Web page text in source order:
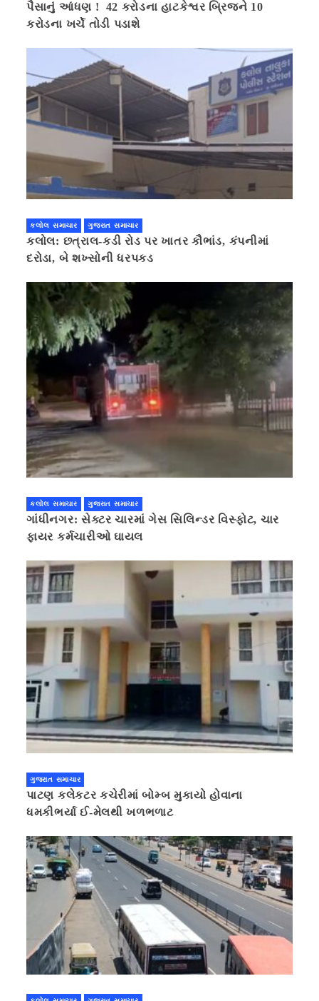
પૈસાનું આંધણ ! 42 કરોડના હાટકેશ્વર બ્રિજને 10
કરોડના ખર્ચે તોડી પડાશે
કલોલ સમાચાર ગુજરાત સમાચાર
કલોલ: છત્રાલ-કડી રોડ પર ખાતર કૌભાંડ, કંપનીમાં
દરોડા, બે શખ્સોની ધરપકડ
કલોલ સમાચાર ગુજરાત સમાચાર
ગાંધીનગર: સેક્ટર ચારમાં ગેસ સિલિન્ડર વિસ્ફોટ, ચાર
ફાયર કર્મચારીઓ ઘાયલ
ગુજરાત સમાચાર
પાટણ કલેકટર કચેરીમાં બોમ્બ મુકાયો હોવાના
ધમકીભર્યા ઈ-મેલથી ખળભળાટ